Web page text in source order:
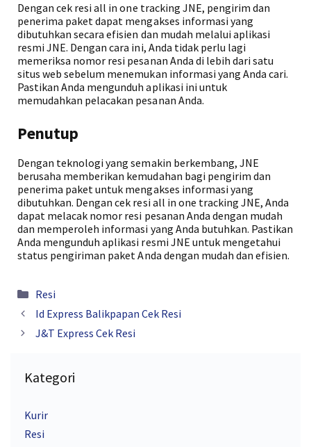
Dengan cek resi all in one tracking JNE, pengirim dan
penerima paket dapat mengakses informasi yang
dibutuhkan secara efisien dan mudah melalui aplikasi
resmi JNE. Dengan cara ini, Anda tidak perlu lagi
memeriksa nomor resi pesanan Anda di lebih dari satu
situs web sebelum menemukan informasi yang Anda cari.
Pastikan Anda mengunduh aplikasi ini untuk
memudahkan pelacakan pesanan Anda.
Penutup
Dengan teknologi yang semakin berkembang, JNE
berusaha memberikan kemudahan bagi pengirim dan
penerima paket untuk mengakses informasi yang
dibutuhkan. Dengan cek resi all in one tracking JNE, Anda
dapat melacak nomor resi pesanan Anda dengan mudah
dan memperoleh informasi yang Anda butuhkan. Pastikan
Anda mengunduh aplikasi resmi JNE untuk mengetahui
status pengiriman paket Anda dengan mudah dan efisien.
Kategori
Resi
Id Express Balikpapan Cek Resi
J&T Express Cek Resi
Kategori
Kurir
Resi